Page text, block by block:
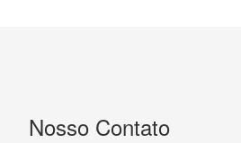
Nosso Contato